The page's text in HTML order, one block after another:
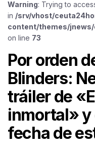
Warning: Trying to
in /srv/vhost/
content/themes/
on line 73
Por orden
Blinders:
tráiler de
inmortal»
fecha de